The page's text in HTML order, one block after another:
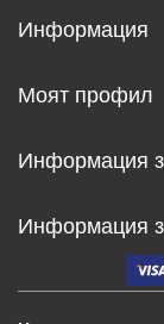
Информация
Моят профил
Информация
Информация